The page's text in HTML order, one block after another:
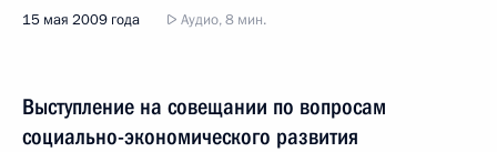
15 мая 2009 года Аудио, 8 мин.
Выступление на совещании по вопросам
социально-экономического развития